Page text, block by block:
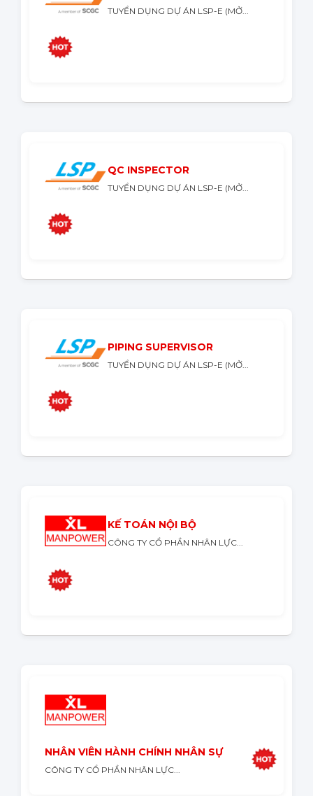
TUYỂN DỤNG DỰ ÁN LSP-E (MỞ...
QC INSPECTOR
TUYỂN DỤNG DỰ ÁN LSP-E (MỞ...
PIPING SUPERVISOR
TUYỂN DỤNG DỰ ÁN LSP-E (MỞ...
KẾ TOÁN NỘI BỘ
CÔNG TY CỔ PHẦN NHÂN LỰC...
NHÂN VIÊN HÀNH CHÍNH NHÂN SỰ
CÔNG TY CỔ PHẦN NHÂN LỰC...